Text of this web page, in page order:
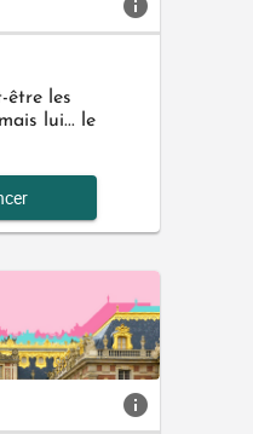
info
être les
lui... le
info